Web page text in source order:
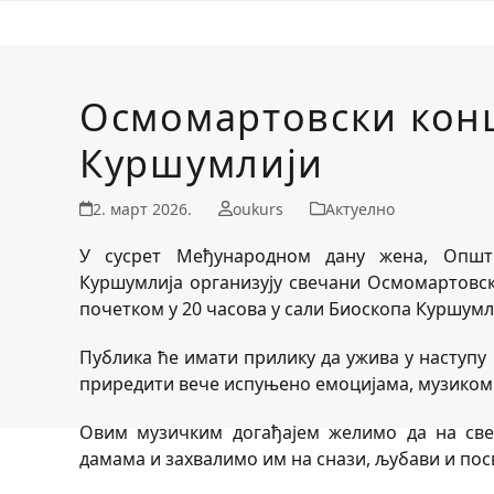
Осмомартовски
Куршумлији
2. март 2026. oukurs Актуелно
У сусрет Међународном дану жена,
Куршумлија организују свечани
почетком у 20 часова у сали Биоскопа
Публика ће имати прилику да ужива у
приредити вече испуњено емоцијама,
Овим музичким догађајем желимо да на
дамама и захвалимо им на снази, љубави и